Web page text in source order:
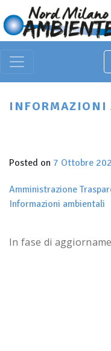
Main Navigation
INFORMAZIONI
Posted on 7 Ottobre
Amministrazione
Informazioni ambientali
In fase di